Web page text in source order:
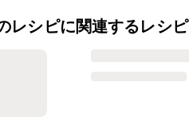
レシピに関連するレシピ